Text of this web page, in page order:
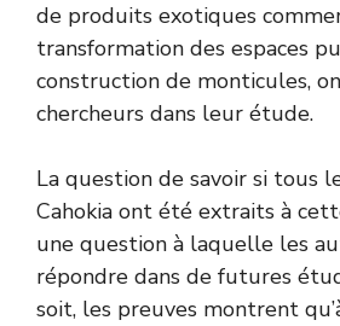
de produits exotiques
transformation des espaces
construction de monticules,
chercheurs dans leur étude.
La question de savoir si tous
Cahokia ont été extraits à
une question à laquelle les
répondre dans de futures
soit, les preuves montrent